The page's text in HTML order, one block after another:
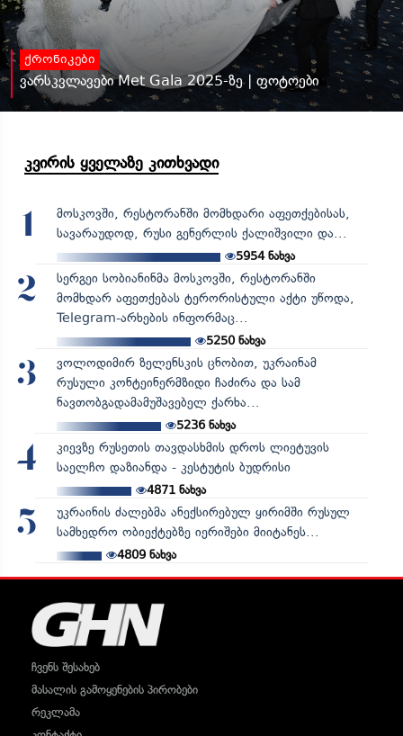
ქრონიკები
ვარსკვლავები Met Gala 2025-ზე | ფოტოები
კვირის ყველაზე კითხვადი
1
მოსკოვში, რესტორანში მომხდარი აფეთქებისას,
სავარაუდოდ, რუსი გენერლის ქალიშვილი და...
5954ნახვა
2
სერგეი სობიანინმა მოსკოვში, რესტორანში
მომხდარ აფეთქებას ტერორისტული აქტი უწოდა,
Telegram-არხების ინფორმაც...
5250ნახვა
3
ვოლოდიმირ ზელენსკის ცნობით, უკრაინამ
რუსული კონტეინერმზიდი ჩაძირა და სამ
ნავთობგადამამუშავებელ ქარხა...
5236ნახვა
4
კიევზე რუსეთის თავდასხმის დროს ლიეტუვის
საელჩო დაზიანდა - კესტუტის ბუდრისი
4871ნახვა
5
უკრაინის ძალებმა ანექსირებულ ყირიმში რუსულ
სამხედრო ობიექტებზე იერიშები მიიტანეს...
4809ნახვა
ჩვენს შესახებ
მასალის გამოყენების პირობები
რეკლამა